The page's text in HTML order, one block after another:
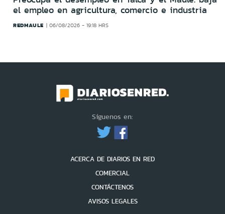
el empleo en agricultura, comercio e industria
REDMAULE 06/08/2026 - 19:18 HRS
Síguenos en:
ACERCA DE DIARIOS EN RED
COMERCIAL
CONTÁCTENOS
AVISOS LEGALES